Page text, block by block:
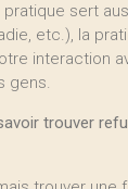
sert
etc.), la
interaction
gens.
trouver